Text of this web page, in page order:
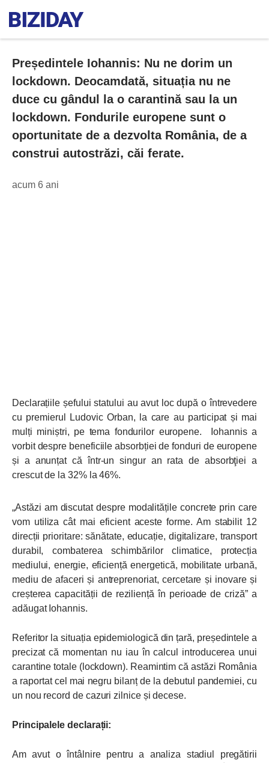
Președintele Iohannis: Nu ne dorim un
lockdown. Deocamdată, situația nu ne
duce cu gândul la o carantină sau la un
lockdown. Fondurile europene sunt o
oportunitate de a dezvolta România, de a
construi autostrăzi, căi ferate.
acum 6 ani
Declarațiile șefului statului au avut loc după o întrevedere
cu premierul Ludovic Orban, la care au participat și mai
mulți miniștri, pe tema fondurilor europene. Iohannis a
vorbit despre beneficiile absorbției de fonduri de europene
și a anunțat că într-un singur an rata de absorbţiei a
crescut de la 32% la 46%.
„Astăzi am discutat despre modalitățile concrete prin care
vom utiliza cât mai eficient aceste forme. Am stabilit 12
direcții prioritare: sănătate, educație, digitalizare, transport
durabil, combaterea schimbărilor climatice, protecția
mediului, energie, eficiență energetică, mobilitate urbană,
mediu de afaceri și antreprenoriat, cercetare și inovare și
creșterea capacității de reziliență în perioade de criză” a
adăugat Iohannis.
Referitor la situația epidemiologică din țară, președintele a
precizat că momentan nu iau în calcul introducerea unui
carantine totale (lockdown). Reamintim că astăzi România
a raportat cel mai negru bilanț de la debutul pandemiei, cu
un nou record de cazuri zilnice și decese.
Principalele declarații:
Am avut o întâlnire pentru a analiza stadiul pregătirii